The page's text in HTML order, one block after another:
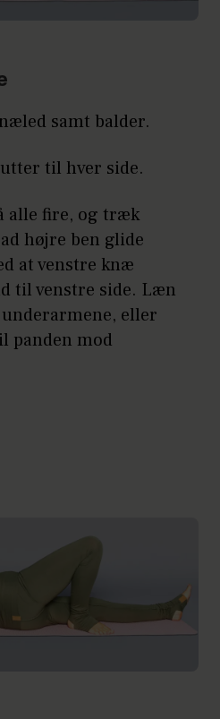
samt balder.
til hver side.
alle fire, og træk
højre ben glide
at venstre knæ
til venstre side. Læn
eller
panden mod